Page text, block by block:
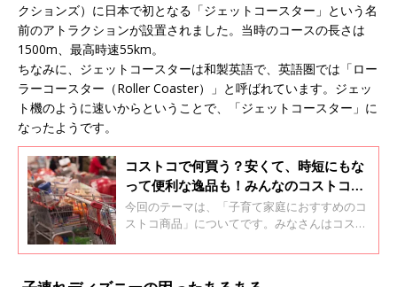
クションズ）に日本で初となる「ジェットコースター」という名
前のアトラクションが設置されました。当時のコースの長さは
1500m、最高時速55km。
ちなみに、ジェットコースターは和製英語で、英語圏では「ロー
ラーコースター（Roller Coaster）」と呼ばれています。ジェッ
ト機のように速いからということで、「ジェットコースター」に
なったようです。
コストコで何買う？安くて、時短にもな
って便利な逸品も！みんなのコストコ超
おすすめは…？
今回のテーマは、「子育て家庭におすすめのコ
ストコ商品」についてです。みなさんはコスト
よ」アプリユーザーの声を聞くとともに、コス